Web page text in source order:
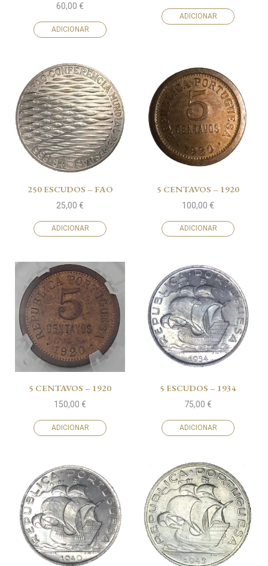
60,00 €
ADICIONAR
ADICIONAR
250 ESCUDOS – FAO
25,00 €
ADICIONAR
5 CENTAVOS – 1920
100,00 €
ADICIONAR
5 CENTAVOS – 1920
150,00 €
ADICIONAR
5 ESCUDOS – 1934
75,00 €
ADICIONAR